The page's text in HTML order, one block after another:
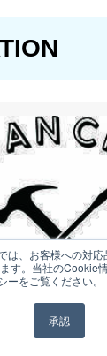
は、お客様への対
す。当社のCookie
をご覧ください。
承認